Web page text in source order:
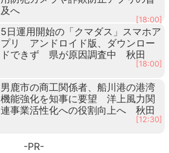
及へ
[18:00]
5日運用開始の「クマダス」スマホア
プリ アンドロイド版、ダウンロー
ドできず 県が原因調査中 秋田
[18:00]
男鹿市の商工関係者、船川港の港湾
機能強化を知事に要望 洋上風力関
連事業活性化への役割向上へ 秋田
[12:30]
-PR-